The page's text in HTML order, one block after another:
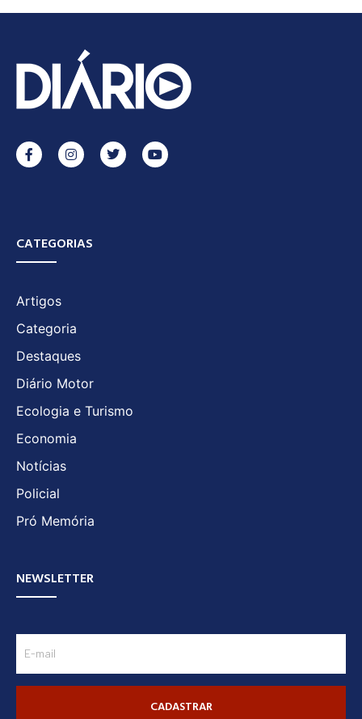
CATEGORIAS
Artigos
Categoria
Destaques
Diário Motor
Ecologia e Turismo
Economia
Notícias
Policial
Pró Memória
NEWSLETTER
CADASTRAR